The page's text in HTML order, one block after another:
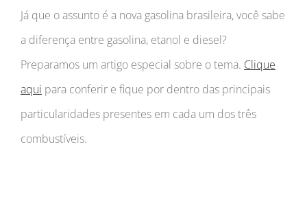
Já que o assunto é a nova gasolina brasileira, você sabe
a diferença entre gasolina, etanol e diesel?
Preparamos um artigo especial sobre o tema. Clique
aqui para conferir e fique por dentro das principais
particularidades presentes em cada um dos três
combustíveis.